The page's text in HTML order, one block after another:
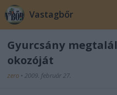
Vastagbőr
Gyurcsány
okozóját
zero • 2009. február 27.